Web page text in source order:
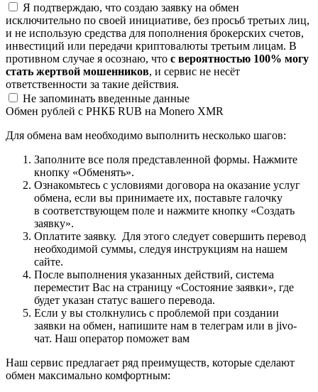
Я подтверждаю, что создаю заявку на обмен
исключительно по своей инициативе, без просьб третьих лиц,
и не использую средства для пополнения брокерских счетов,
инвестиций или передачи криптовалюты третьим лицам. В
противном случае я осознаю, что с вероятностью 100% могу
стать жертвой мошенников, и сервис не несёт
ответственности за такие действия.
Не запоминать введенные данные
Обмен рублей с РНКБ RUB на Monero XMR
Для обмена вам необходимо выполнить несколько шагов:
Заполните все поля представленной формы. Нажмите
кнопку «Обменять».
Ознакомьтесь с условиями договора на оказание услуг
обмена, если вы принимаете их, поставьте галочку
в соответствующем поле и нажмите кнопку «Создать
заявку».
Оплатите заявку. Для этого следует совершить перевод
необходимой суммы, следуя инструкциям на нашем
сайте.
После выполнения указанных действий, система
переместит Вас на страницу «Состояние заявки», где
будет указан статус вашего перевода.
Если у вы столкнулись с проблемой при создании
заявки на обмен, напишите нам в телеграм или в jivo-
чат. Наш оператор поможет вам
Наш сервис предлагает ряд преимуществ, которые сделают
обмен максимально комфортным: